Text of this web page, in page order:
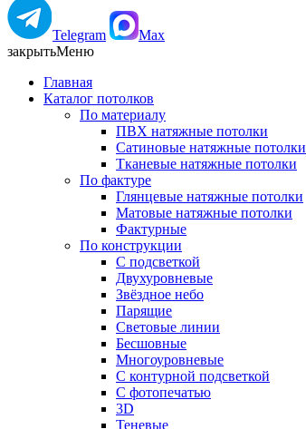
Telegram
Max
закрытьМеню
Главная
Каталог потолков
По материалу
ПВХ натяжные потолки
Сатиновые натяжные потолки
Тканевые натяжные потолки
По фактуре
Глянцевые натяжные потолки
Матовые натяжные потолки
Фактурные
По конструкции
С подсветкой
Двухуровневые
Звёздное небо
Парящие
Световые линии
Бесшовные
Многоуровневые
С контурной подсветкой
С фотопечатью
3D
Теневые